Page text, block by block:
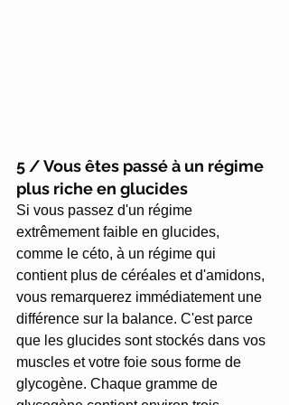
5 / Vous êtes passé à un régime
plus riche en glucides
Si vous passez d'un régime
extrêmement faible en glucides,
comme le céto, à un régime qui
contient plus de céréales et d'amidons,
vous remarquerez immédiatement une
différence sur la balance. C'est parce
que les glucides sont stockés dans vos
muscles et votre foie sous forme de
glycogène. Chaque gramme de